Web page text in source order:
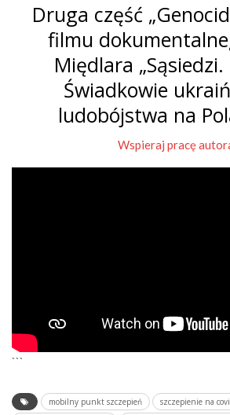
Druga część
filmu
Międlara
Świadkowie
ludobójstwa na
Wspieraj pracę
```
mobilny punkt szczepień
szczepienie na